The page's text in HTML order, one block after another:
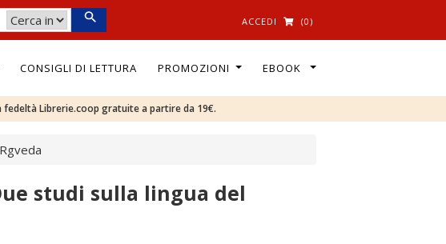
ACCEDI (0)
CONSIGLI DI LETTURA PROMOZIONI EBOOK
fedeltà Librerie.coop gratuite a partire da 19€.
studi sulla lingua del